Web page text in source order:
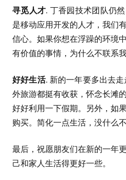
寻觅人才. 丁香园技术团队仍
是移动应用开发的人才，我们
信心。如果你想在浮躁的环境
有价值的事情，为什么不联系
好好生活. 新的一年要多出去
外旅游都挺有收获，怀念长滩
好好利用一下假期。另外，如
购买。简化一点生活，没什么不
最后，祝愿朋友们在新的一年
己和家人生活得更好一些。